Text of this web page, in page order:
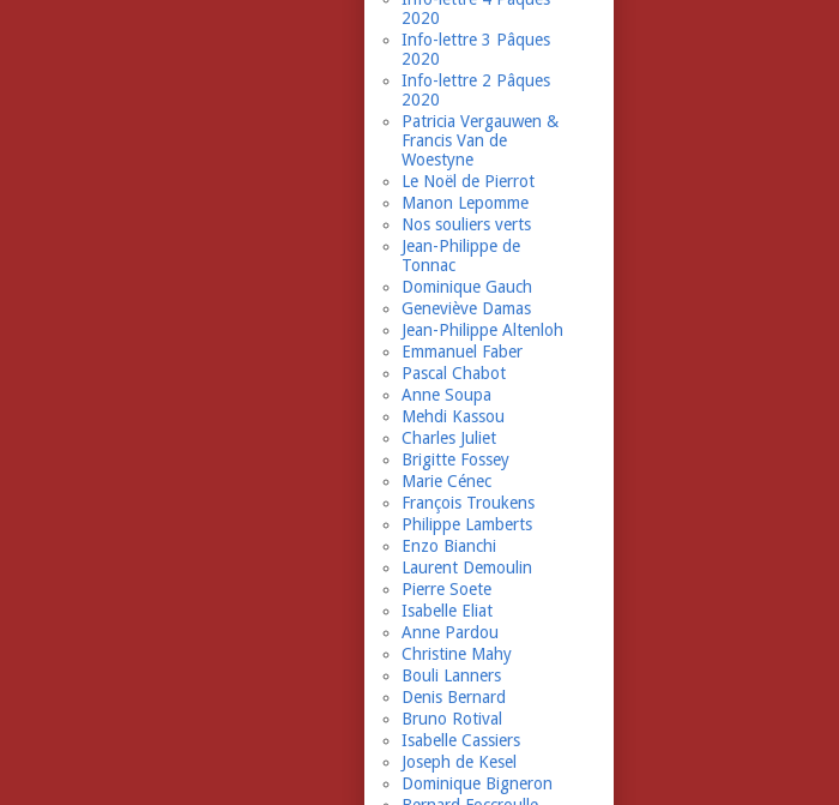
2020
Info-lettre 3 Pâques
2020
Info-lettre 2 Pâques
2020
Patricia Vergauwen &
Francis Van de
Woestyne
Le Noël de Pierrot
Manon Lepomme
Nos souliers verts
Jean-Philippe de
Tonnac
Dominique Gauch
Geneviève Damas
Jean-Philippe Altenloh
Emmanuel Faber
Pascal Chabot
Anne Soupa
Mehdi Kassou
Charles Juliet
Brigitte Fossey
Marie Cénec
François Troukens
Philippe Lamberts
Enzo Bianchi
Laurent Demoulin
Pierre Soete
Isabelle Eliat
Anne Pardou
Christine Mahy
Bouli Lanners
Denis Bernard
Bruno Rotival
Isabelle Cassiers
Joseph de Kesel
Dominique Bigneron